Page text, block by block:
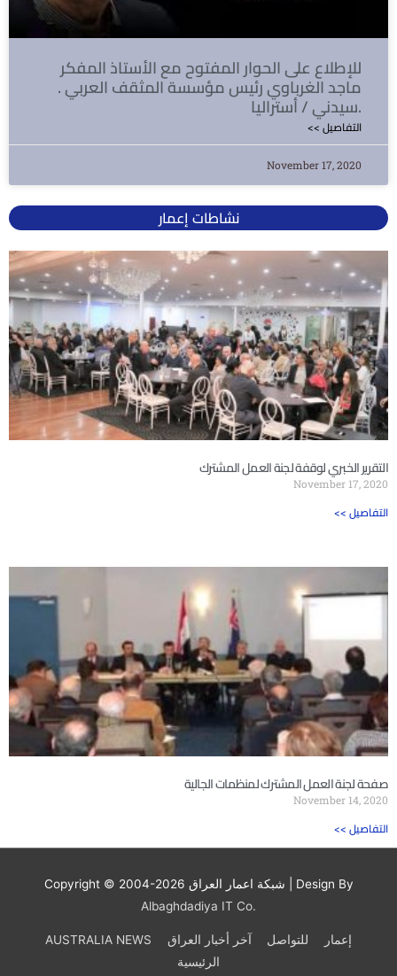
للإطلاع على الحوار المفتوح مع الأستاذ المفكر
ماجد الغرباوي رئيس مؤسسة المثقف العربي .
سيدني / أستراليا.
<< التفاصيل
November 17, 2020
نشاطات إعمار
التقرير الخبري لوقفة لجنة العمل المشترك
November 17, 2020
<< التفاصيل
صفحة لجنة العمل المشترك لمنظمات الجالية
November 14, 2020
<< التفاصيل
Copyright © 2004-2026 شبكة اعمار العراق | Design By
Albaghdadiya IT Co.
AUSTRALIA NEWS آخر أخبار العراق للتواصل
إعمار
الرئيسية